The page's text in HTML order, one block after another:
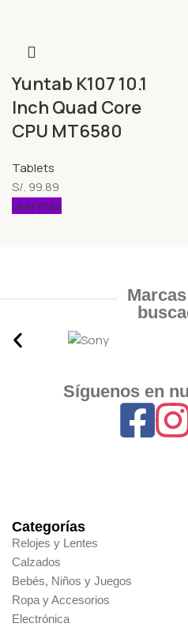
Yuntab K107 10.1
Inch Quad Core
CPU MT6580
Tablets
S/. 99.89
Leer más
Síguenos en
Categorías
Relojes y Lentes
Calzados
Bebés, Niños y Juegos
Ropa y Accesorios
Electrónica